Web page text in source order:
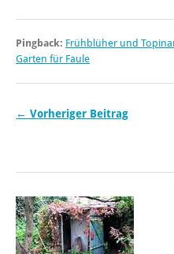
Pingback: Frühblüher und
Garten für Faule
← Vorheriger Beitrag